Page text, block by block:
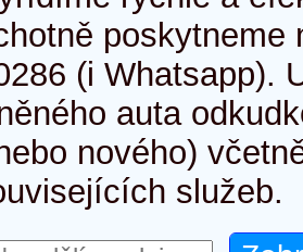
poskytneme
(i Whatsapp).
auta
nového)
služeb.